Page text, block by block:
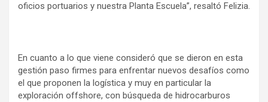
oficios portuarios y nuestra Planta Escuela”, resaltó Felizia.
En cuanto a lo que viene consideró que se dieron en esta
gestión paso firmes para enfrentar nuevos desafíos como
el que proponen la logística y muy en particular la
exploración offshore, con búsqueda de hidrocarburos